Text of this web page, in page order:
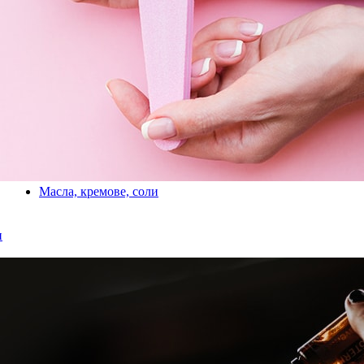
Масла, кремове, соли